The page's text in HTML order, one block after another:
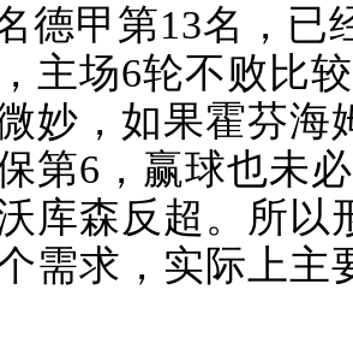
德甲第13名，已
主场6轮不败比
妙，如果霍芬海
第6，赢球也未
库森反超。所以
需求，实际上主